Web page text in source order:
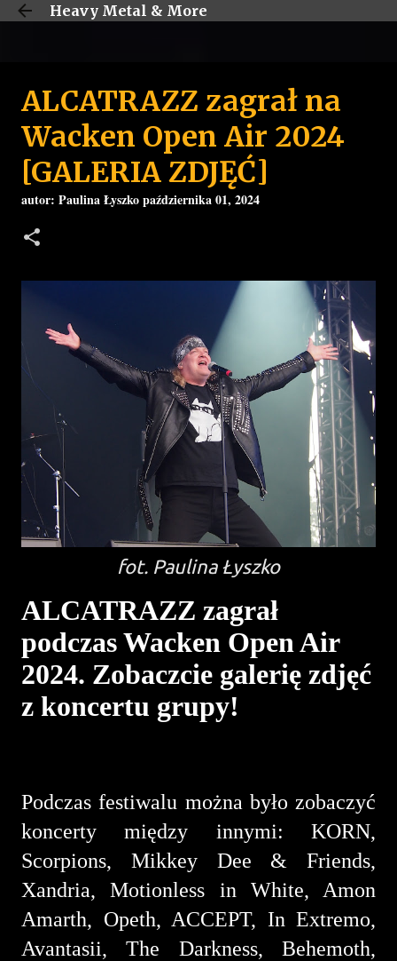
Przejdź do głównej zawartości
Heavy Metal & More
ALCATRAZZ zagrał na
Wacken Open Air 2024
[GALERIA ZDJĘĆ]
autor: Paulina Łyszkopaździernika 01, 2024
fot. Paulina Łyszko
ALCATRAZZ zagrał
podczas Wacken Open Air
2024. Zobaczcie galerię zdjęć
z koncertu grupy!
Podczas festiwalu można było zobaczyć
koncerty między innymi: KORN,
Scorpions, Mikkey Dee & Friends,
Xandria, Motionless in White, Amon
Amarth, Opeth, ACCEPT, In Extremo,
Avantasii, The Darkness, Behemoth,